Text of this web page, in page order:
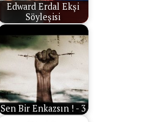
Edward Erdal Ekşi
Söyleşisi
Sen Bir Enkazsın ! - 3